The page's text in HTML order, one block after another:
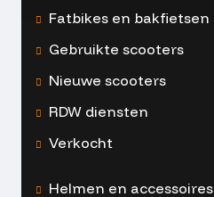
Fatbikes en bakfietsen
Gebruikte scooters
Nieuwe scooters
RDW diensten
Verkocht
Helmen en accessoires